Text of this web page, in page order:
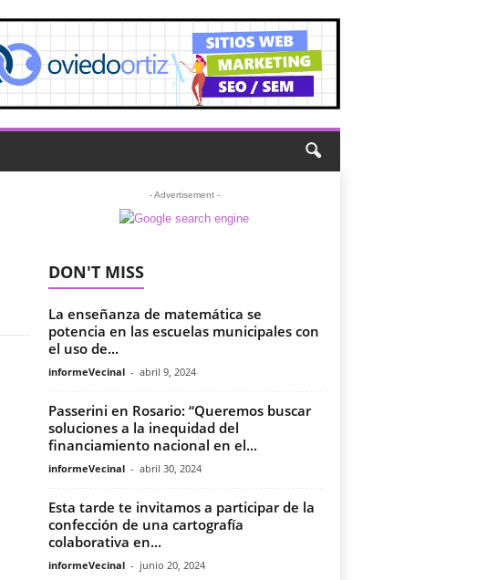
- Advertisement -
DON'T MISS
La enseñanza de matemática se
potencia en las escuelas municipales con
el uso de...
informeVecinal - abril 9, 2024
Passerini en Rosario: “Queremos buscar
soluciones a la inequidad del
financiamiento nacional en el...
informeVecinal - abril 30, 2024
Esta tarde te invitamos a participar de la
confección de una cartografía
colaborativa en...
informeVecinal - junio 20, 2024